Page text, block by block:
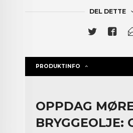
DEL DETTE
PRODUKTINFO
OPPDAG
BRYGGEOLJE: